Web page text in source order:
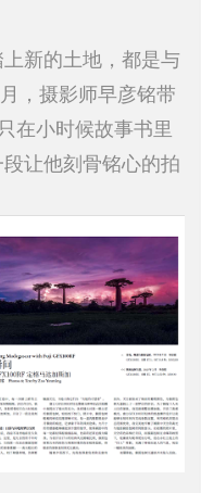
新的土地，都是与
，摄影师早彦铭带
在小时候故事书里
让他刻骨铭心的拍